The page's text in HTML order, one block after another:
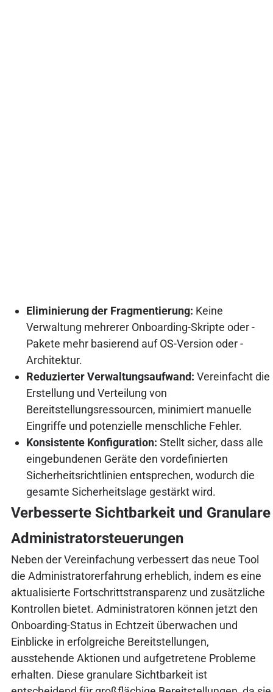
Eliminierung der Fragmentierung: Keine
Verwaltung mehrerer Onboarding-Skripte oder -
Pakete mehr basierend auf OS-Version oder -
Architektur.
Reduzierter Verwaltungsaufwand: Vereinfacht die
Erstellung und Verteilung von
Bereitstellungsressourcen, minimiert manuelle
Eingriffe und potenzielle menschliche Fehler.
Konsistente Konfiguration: Stellt sicher, dass alle
eingebundenen Geräte den vordefinierten
Sicherheitsrichtlinien entsprechen, wodurch die
gesamte Sicherheitslage gestärkt wird.
Verbesserte Sichtbarkeit und Granulare
Administratorsteuerungen
Neben der Vereinfachung verbessert das neue Tool
die Administratorerfahrung erheblich, indem es eine
aktualisierte Fortschrittstransparenz und zusätzliche
Kontrollen bietet. Administratoren können jetzt den
Onboarding-Status in Echtzeit überwachen und
Einblicke in erfolgreiche Bereitstellungen,
ausstehende Aktionen und aufgetretene Probleme
erhalten. Diese granulare Sichtbarkeit ist